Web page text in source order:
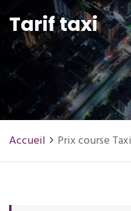
Tarif taxi
Accueil Prix course Taxi